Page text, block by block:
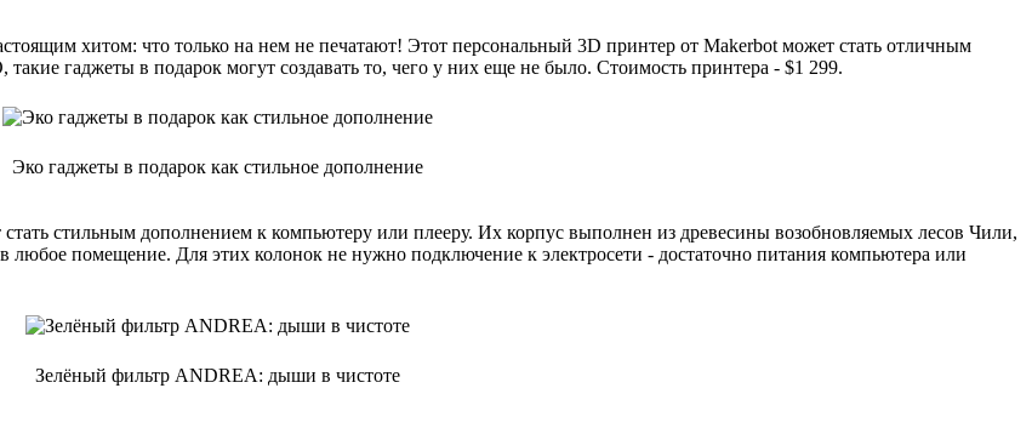
хитом: что только на нем не печатают! Этот персональный 3D принтер от Makerbot может стать отличным
гаджеты в подарок могут создавать то, чего у них еще не было. Стоимость принтера - $1 299.
Эко гаджеты в подарок как стильное дополнение
стильным дополнением к компьютеру или плееру. Их корпус выполнен из древесины возобновляемых лесов Чили,
любое помещение. Для этих колонок не нужно подключение к электросети - достаточно питания компьютера или
Зелёный фильтр ANDREA: дыши в чистоте